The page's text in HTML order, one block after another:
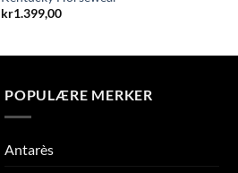
kr1.399,00
POPULÆRE MERKER
Antarès